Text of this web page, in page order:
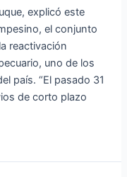
explicó este
el conjunto
reactivación
uno de los
país. “El pasado 31
de corto plazo